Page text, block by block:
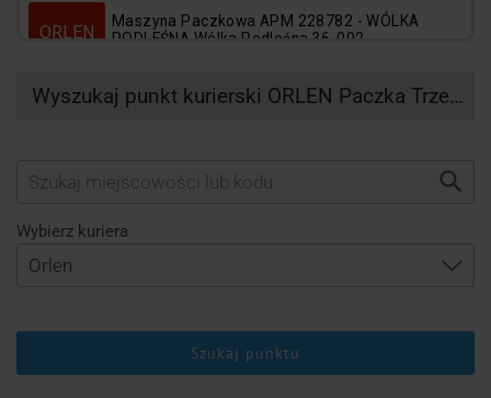
Wyszukaj punkt kurierski ORLEN Paczka Trzebownisko
Wybierz kuriera
Szukaj punktu